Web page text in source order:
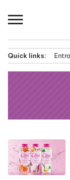
al
principale
Quick links:
News